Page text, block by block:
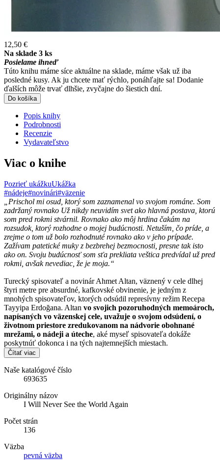
12,50 €
Na sklade 3 ks
Posielame ihneď
Túto knihu máme síce aktuálne na sklade, máme však už iba
posledné kusy. Ak ju chcete mať rýchlo, ponáhľajte sa! Dodanie
ďalších môže trvať dlhšie, zvyčajne do šiestich dní.
Do košíka
Popis knihy
Podrobnosti
Recenzie
Vydavateľstvo
Viac o knihe
Pozrieť ukážkuUkážka
#nádeje#novinári#väzenie
„Prischol mi osud, ktorý som zaznamenal vo svojom románe. Som
zadržaný rovnako Už nikdy neuvidím svet ako hlavná postava, ktorú
som pred rokmi stvárnil. Rovnako ako môj hrdina čakám na
rozsudok, ktorý rozhodne o mojej budúcnosti. Netuším, čo príde, a
zrejme o tom už bolo rozhodnuté rovnako ako v jeho prípade.
Zažívam patetické muky z bezbrehej bezmocnosti, presne tak isto
ako on. Svoju budúcnosť som sťa prekliata veštica predvídal už pred
rokmi, avšak nevediac, že je moja.“
Turecký spisovateľ a novinár Ahmet Altan, väznený v cele dlhej
štyri metre pre absurdné, kafkovské obvinenie, je jedným z
mnohých spisovateľov, ktorých odsúdil represívny režim Recepa
Tayyipa Erdoğana. Altan vo svojich pozoruhodných memoároch,
napísaných vo väzenskej cele, uvažuje o svojom odsúdení, o
životnom priestore zredukovanom na nádvorie obohnané
mrežami, o nádeji a úteche, aké myseľ spisovateľa dokáže
poskytnúť dokonca i na tých najtemnejších miestach.
Čítať viac
Naše katalógové číslo
693635
Originálny názov
I Will Never See the World Again
Počet strán
136
Väzba
pevná väzba